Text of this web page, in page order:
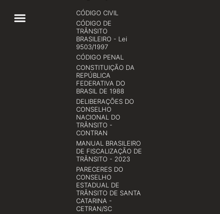
CÓDIGO CIVIL
CÓDIGO DE
TRÂNSITO
BRASILEIRO - Lei
9503/1997
CÓDIGO PENAL
CONSTITUIÇÃO DA
REPÚBLICA
FEDERATIVA DO
BRASIL DE 1988
DELIBERAÇÕES DO
CONSELHO
NACIONAL DO
TRÂNSITO -
CONTRAN
MANUAL BRASILEIRO
DE FISCALIZAÇÃO DE
TRÂNSITO - 2023
PARECERES DO
CONSELHO
ESTADUAL DE
TRÂNSITO DE SANTA
CATARINA -
CETRAN/SC